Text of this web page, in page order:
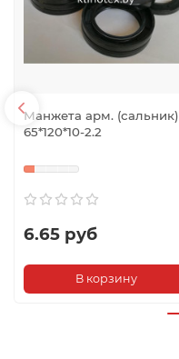
Манжета арм. (сальник)
65*120*10-2.2
6.65 руб
В корзину